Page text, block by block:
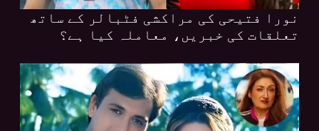
نورا فتیحی کی مراکشی فٹبالر کے ساتھ
تعلقات کی خبریں، معاملہ کیا ہے؟